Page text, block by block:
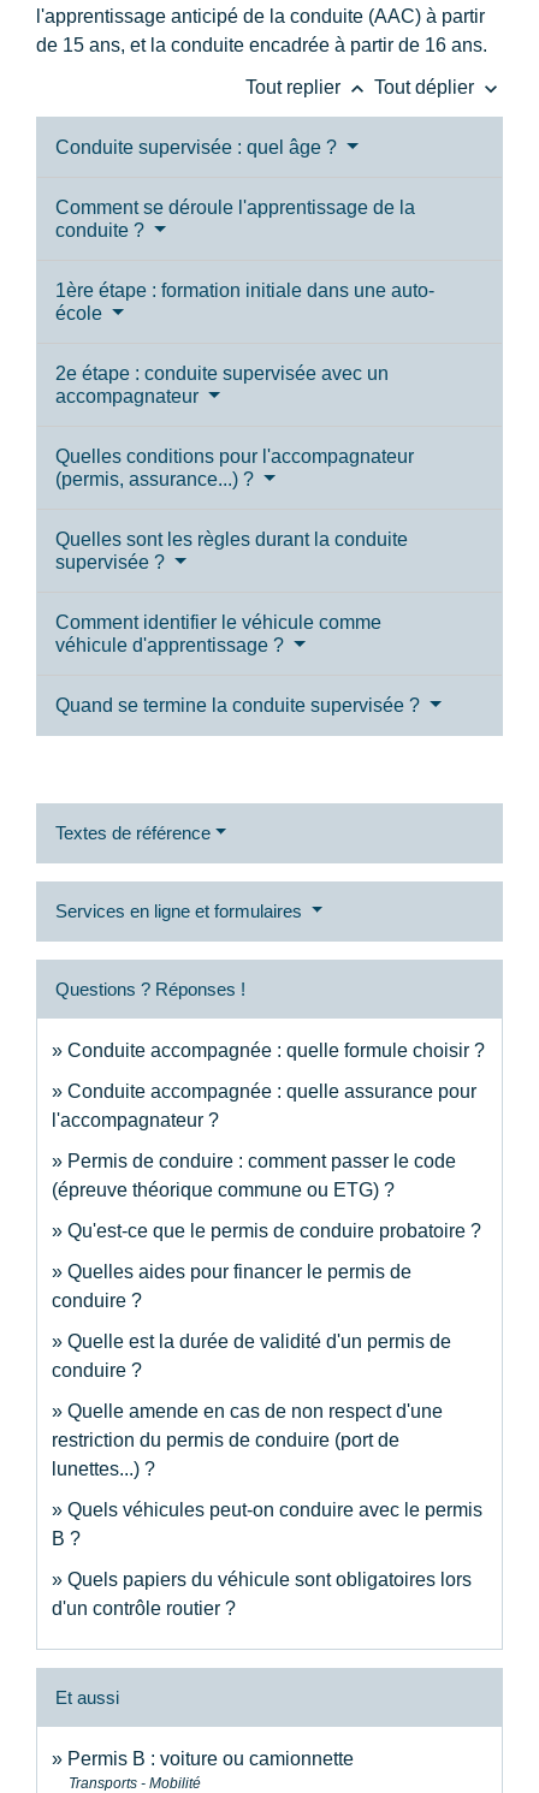
l'apprentissage anticipé de la conduite (AAC) à partir
de 15 ans, et la conduite encadrée à partir de 16 ans.
Tout replier keyboard_arrow_up Tout déplier keyboard_arrow_down
Conduite supervisée : quel âge ?
Comment se déroule l'apprentissage de la
conduite ?
1ère étape : formation initiale dans une auto-
école
2e étape : conduite supervisée avec un
accompagnateur
Quelles conditions pour l'accompagnateur
(permis, assurance...) ?
Quelles sont les règles durant la conduite
supervisée ?
Comment identifier le véhicule comme
véhicule d'apprentissage ?
Quand se termine la conduite supervisée ?
Textes de référence
Services en ligne et formulaires
Questions ? Réponses !
Conduite accompagnée : quelle formule choisir ?
Conduite accompagnée : quelle assurance pour
l'accompagnateur ?
Permis de conduire : comment passer le code
(épreuve théorique commune ou ETG) ?
Qu'est-ce que le permis de conduire probatoire ?
Quelles aides pour financer le permis de
conduire ?
Quelle est la durée de validité d'un permis de
conduire ?
Quelle amende en cas de non respect d'une
restriction du permis de conduire (port de
lunettes...) ?
Quels véhicules peut-on conduire avec le permis
B ?
Quels papiers du véhicule sont obligatoires lors
d'un contrôle routier ?
Et aussi
Permis B : voiture ou camionnette
Transports - Mobilité